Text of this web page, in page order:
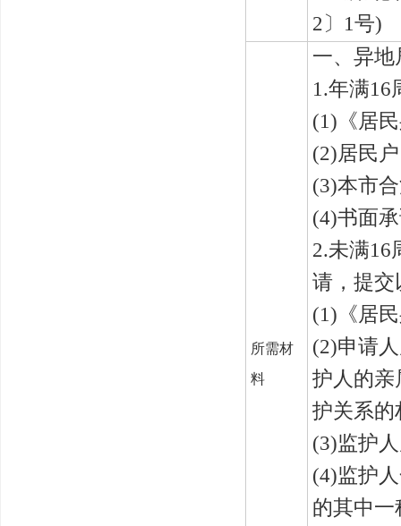
2 〕 1号)
所需材
料
一、异地
1.年满16
(1)《居
(2)居民
(3)本市
(4)书面
2.未满16
请，提交
(1)《居
(2)申请
护人的亲
护关系的
(3)监护
(4)监护
的其中一